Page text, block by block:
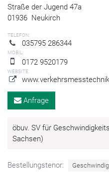
Straße der Jugend 47a
01936 Neukirch
TELEFON:
035795 286344
MOBIL:
0172 9520179
WEBSITE:
Anfrage
öbuv. SV für
Sachsen)
Bestellungstenor: